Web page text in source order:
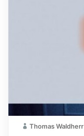
Thomas Waldherr